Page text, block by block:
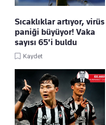
Sıcaklıklar artıyor, virüs
paniği büyüyor! Vaka
sayısı 65'i buldu
Kaydet